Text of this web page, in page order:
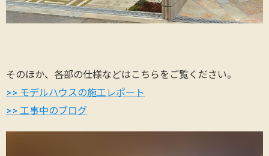
そのほか、各部の仕様などはこちらをご覧ください。
>> モデルハウスの施工レポート
>> 工事中のブログ